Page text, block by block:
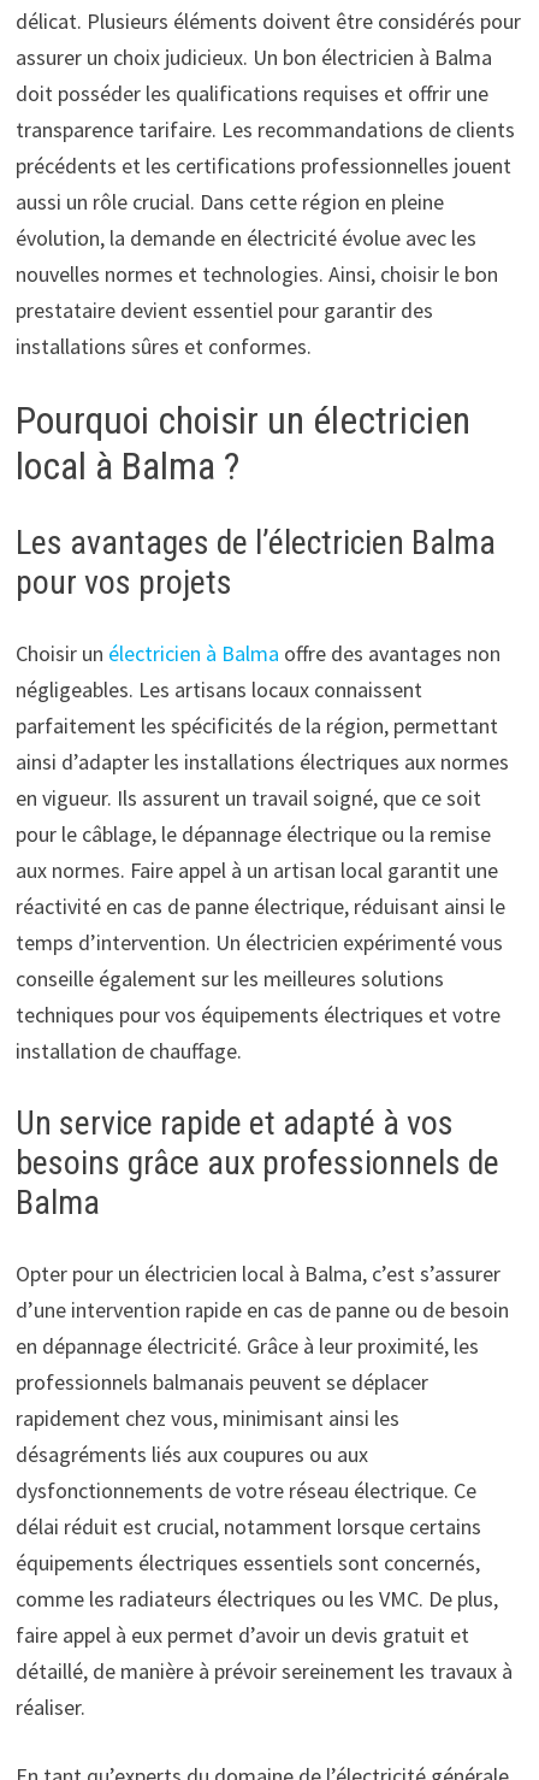
délicat. Plusieurs éléments doivent être considérés pour
assurer un choix judicieux. Un bon électricien à Balma
doit posséder les qualifications requises et offrir une
transparence tarifaire. Les recommandations de clients
précédents et les certifications professionnelles jouent
aussi un rôle crucial. Dans cette région en pleine
évolution, la demande en électricité évolue avec les
nouvelles normes et technologies. Ainsi, choisir le bon
prestataire devient essentiel pour garantir des
installations sûres et conformes.
Pourquoi choisir un électricien
local à Balma ?
Les avantages de l’électricien Balma
pour vos projets
Choisir un électricien à Balma offre des avantages non
négligeables. Les artisans locaux connaissent
parfaitement les spécificités de la région, permettant
ainsi d’adapter les installations électriques aux normes
en vigueur. Ils assurent un travail soigné, que ce soit
pour le câblage, le dépannage électrique ou la remise
aux normes. Faire appel à un artisan local garantit une
réactivité en cas de panne électrique, réduisant ainsi le
temps d’intervention. Un électricien expérimenté vous
conseille également sur les meilleures solutions
techniques pour vos équipements électriques et votre
installation de chauffage.
Un service rapide et adapté à vos
besoins grâce aux professionnels de
Balma
Opter pour un électricien local à Balma, c’est s’assurer
d’une intervention rapide en cas de panne ou de besoin
en dépannage électricité. Grâce à leur proximité, les
professionnels balmanais peuvent se déplacer
rapidement chez vous, minimisant ainsi les
désagréments liés aux coupures ou aux
dysfonctionnements de votre réseau électrique. Ce
délai réduit est crucial, notamment lorsque certains
équipements électriques essentiels sont concernés,
comme les radiateurs électriques ou les VMC. De plus,
faire appel à eux permet d’avoir un devis gratuit et
détaillé, de manière à prévoir sereinement les travaux à
réaliser.